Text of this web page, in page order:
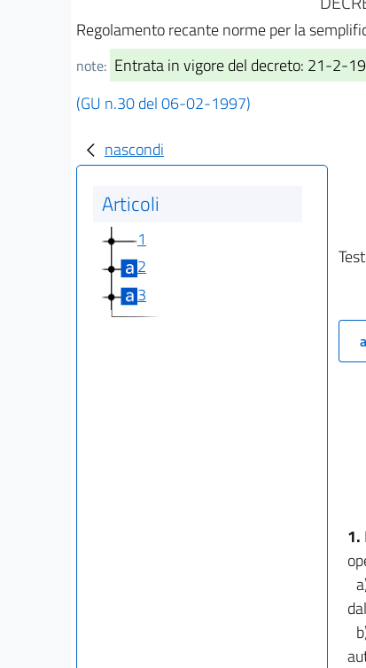
Regolamento recante norme per la
note: Entrata in vigore del decreto: 21-2-
(GU n.30 del 06-02-1997)
nascondi
Articoli
1
2
3
1.